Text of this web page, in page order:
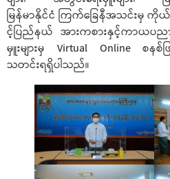
မြန်မာနိုင်ငံ ကြက်ခြေနီအသင်းမှ ကိုယ်
င့်ပြည်နယ် အားကစားနှင့်ကာယပညာဦ
မှူးများမှ Virtual Online စန
သတင်းရရှိပါသည်။